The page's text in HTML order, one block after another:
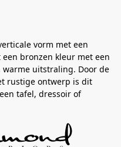
vorm met een
bronzen kleur met een
uitstraling. Door de
rustige ontwerp is dit
tafel, dressoir of